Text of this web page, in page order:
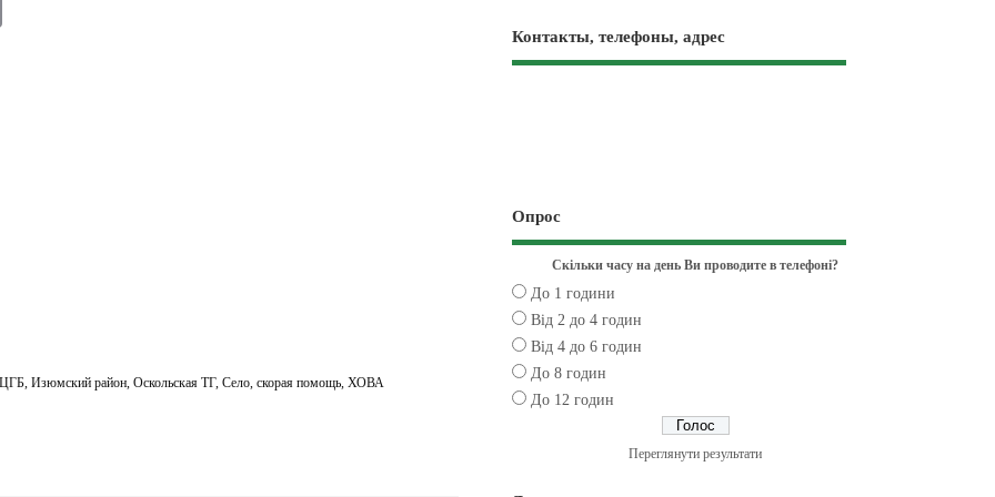
,Изюмский район,Оскольская ТГ,Село,скорая помощь,ХОВА
Контакты, телефоны, адрес
Опрос
Скільки часу на день Ви проводите в телефоні?
До 1 години
Від 2 до 4 годин
Від 4 до 6 годин
До 8 годин
До 12 годин
Переглянути результати